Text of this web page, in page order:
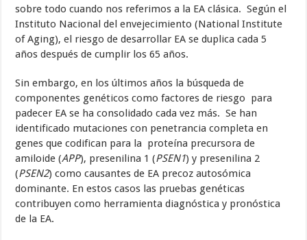
sobre todo cuando nos referimos a la EA clásica. Según el
Instituto Nacional del envejecimiento (National Institute
of Aging), el riesgo de desarrollar EA se duplica cada 5
años después de cumplir los 65 años.
Sin embargo, en los últimos años la búsqueda de
componentes genéticos como factores de riesgo para
padecer EA se ha consolidado cada vez más. Se han
identificado mutaciones con penetrancia completa en
genes que codifican para la proteína precursora de
amiloide (APP), presenilina 1 (PSEN1) y presenilina 2
(PSEN2) como causantes de EA precoz autosómica
dominante. En estos casos las pruebas genéticas
contribuyen como herramienta diagnóstica y pronóstica
de la EA.